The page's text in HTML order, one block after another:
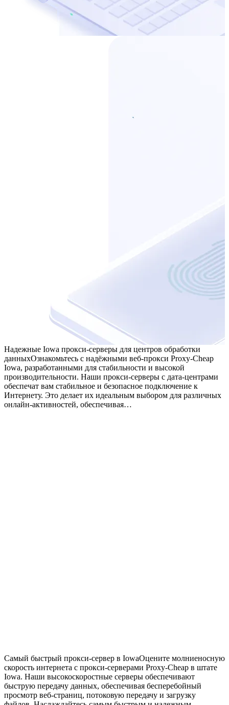
Надежные Iowa прокси-серверы для центров обработки
данныхОзнакомьтесь с надёжными веб-прокси Proxy-Cheap
Iowa, разработанными для стабильности и высокой
производительности. Наши прокси-серверы с дата-центрами
обеспечат вам стабильное и безопасное подключение к
Интернету. Это делает их идеальным выбором для различных
онлайн-активностей, обеспечивая…
Самый быстрый прокси-сервер в IowaОцените молниеносную
скорость интернета с прокси-серверами Proxy-Cheap в штате
Iowa. Наши высокоскоростные серверы обеспечивают
быструю передачу данных, обеспечивая бесперебойный
просмотр веб-страниц, потоковую передачу и загрузку